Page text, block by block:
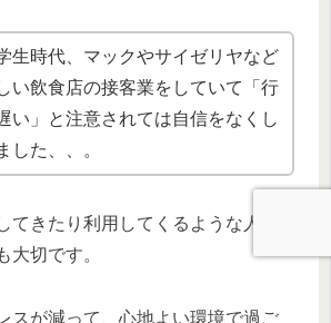
生時代、マックやサイゼリヤなど
い飲食店の接客業をしていて「行
い」と注意されては自信をなくし
した、、。
てきたり利用してくるような人と
大切です。
スが減って、心地よい環境で過ご